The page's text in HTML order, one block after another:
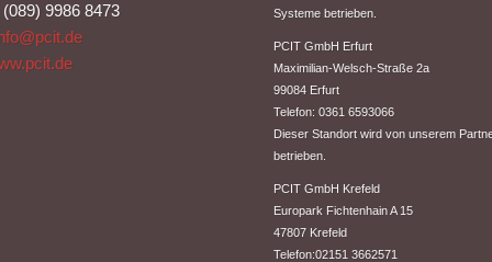
(089) 9986 8473
Systeme betrieben.
PCIT GmbH Erfurt
​Maximilian-Welsch-Straße 2a
99084 Erfurt
Telefon: 0361 6593066
Dieser Standort wird von unserem
betrieben.
PCIT GmbH Krefeld
Europark Fichtenhain A 15
47807 Krefeld
Telefon:02151 3662571